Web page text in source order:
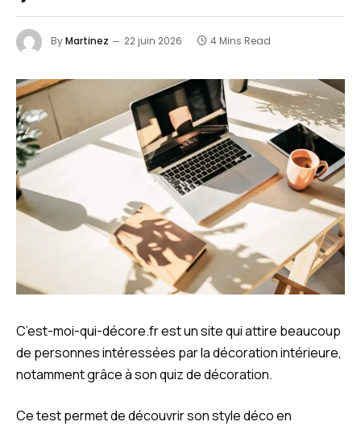
ByMartinez 22 juin 2026 4 Mins Read
C’est-moi-qui-décore.fr est un site qui attire beaucoup
de personnes intéressées par la décoration intérieure,
notamment grâce à son quiz de décoration.
Ce test permet de découvrir son style déco en